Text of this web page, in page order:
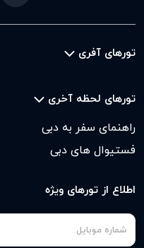
تورهای آفری
تورهای لحظه آخری
راهنمای سفر به دبی
فستیوال های دبی
اطلاع از تورهای ویژه